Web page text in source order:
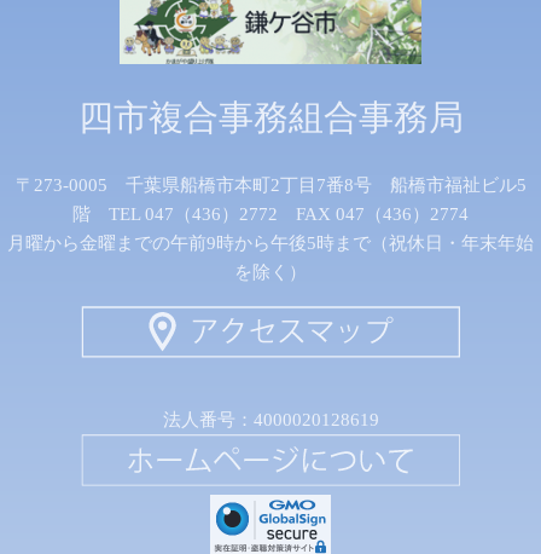
四市複合事務組合事務局
〒273-0005 千葉県船橋市本町2丁目7番8号 船橋市福祉ビル5
階 TEL 047（436）2772 FAX 047（436）2774
月曜から金曜までの午前9時から午後5時まで（祝休日・年末年始
を除く）
法人番号：4000020128619